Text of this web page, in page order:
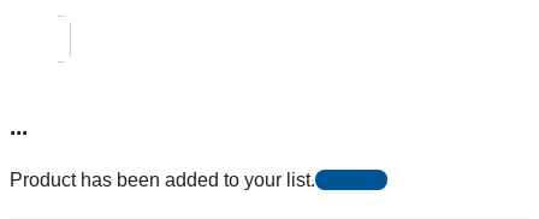
...
Product has been added to your list.